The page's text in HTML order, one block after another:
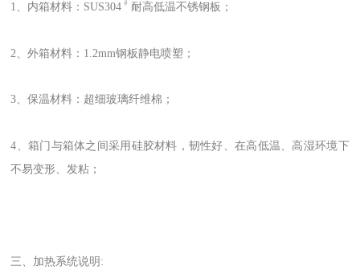
1、内箱材料：SUS304 ﹟ 耐高低温不锈钢板；
2、外箱材料：1.2mm钢板静电喷塑；
3、保温材料：超细玻璃纤维棉；
4、箱门与箱体之间采用硅胶材料，韧性好、在高低温、高湿环境下
不易变形、发粘；
三、加热系统说明: